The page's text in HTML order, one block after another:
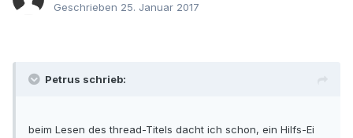
Geschrieben 25. Januar 2017
Petrus schrieb:
beim Lesen des thread-Titels dacht ich schon, ein Hilfs-Ei